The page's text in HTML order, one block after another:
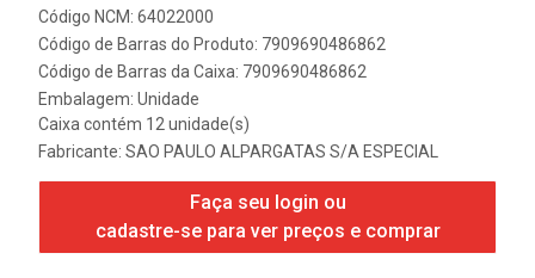
Código NCM: 64022000
Código de Barras do Produto: 7909690486862
Código de Barras da Caixa: 7909690486862
Embalagem: Unidade
Caixa contém 12 unidade(s)
Fabricante: SAO PAULO ALPARGATAS S/A ESPECIAL
Faça seu login ou
cadastre-se para ver preços e comprar